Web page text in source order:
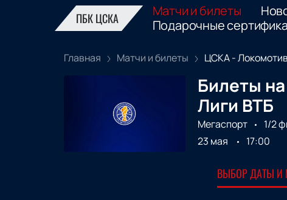
ПБК ЦСКА Матчи и билеты
Подарочные
Главная Матчи и билеты ЦСКА -
Билеты
Лиги ВТБ
Мегаспорт 1/2
23 мая
17:00
ВЫБОР ДАТЫ И